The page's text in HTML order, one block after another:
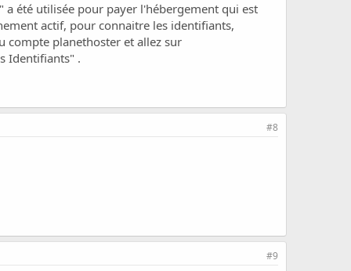
été utilisée pour payer l'hébergement qui est
actif, pour connaitre les identifiants,
compte planethoster et allez sur
Identifiants" .
#8
#9